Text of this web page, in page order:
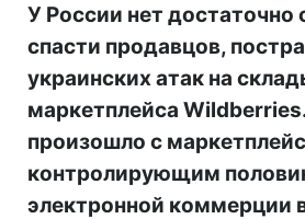
У России нет достаточно
спасти продавцов,
украинских атак на
маркетплейса
произошло с
контролирующим
электронной коммерции